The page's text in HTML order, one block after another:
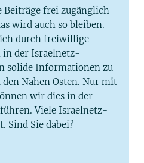
Beiträge frei zugänglich
wird auch so bleiben.
durch freiwillige
in der Israelnetz-
solide Informationen zu
Nahen Osten. Nur mit
wir dies in der
Viele Israelnetz-
Sind Sie dabei?